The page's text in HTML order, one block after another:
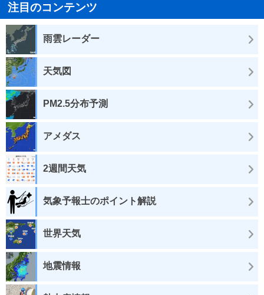
注目のコンテンツ
雨雲レーダー
天気図
PM2.5分布予測
アメダス
2週間天気
気象予報士のポイント解説
世界天気
地震情報